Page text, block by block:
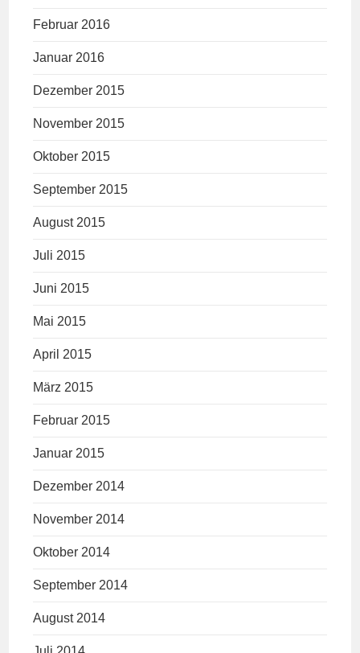
Februar 2016
Januar 2016
Dezember 2015
November 2015
Oktober 2015
September 2015
August 2015
Juli 2015
Juni 2015
Mai 2015
April 2015
März 2015
Februar 2015
Januar 2015
Dezember 2014
November 2014
Oktober 2014
September 2014
August 2014